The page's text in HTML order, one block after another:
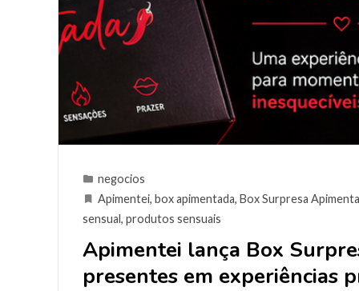
negocios
Apimentei, box apimentada, Box Surpresa
sensual, produtos sensuais
Apimentei lança Box
presentes em experiências